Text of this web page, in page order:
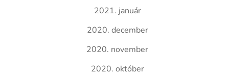
2021. január
2020. december
2020. november
2020. október